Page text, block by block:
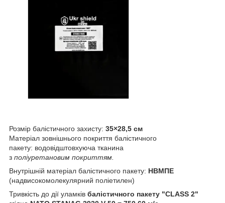
Розмір балістичного захисту: 35×28,5 см
Матеріал зовнішнього покриття балістичного
пакету: водовідштовхуюча тканина
з поліуретановим покриттям.
Внутрішній матеріал балістичного пакету: НВМПЕ
(надвисокомолекулярний поліетилен)
Тривкість до дії уламків балістичного пакету "CLASS 2"